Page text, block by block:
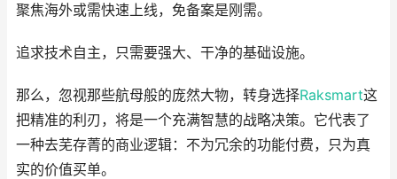
聚焦海外或需快速上线，免备案是刚需。
追求技术自主，只需要强大、干净的基础设施。
那么，忽视那些航母般的庞然大物，转身选择Raksmart这
把精准的利刃，将是一个充满智慧的战略决策。它代表了
一种去芜存菁的商业逻辑：不为冗余的功能付费，只为真
实的价值买单。